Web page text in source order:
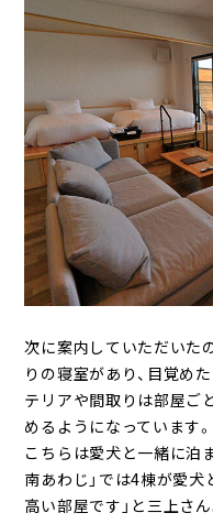
次に案内していただいた
りの寝室があり、目覚め
テリアや間取りは部屋ご
めるようになっています。
こちらは愛犬と一緒に泊
南あわじ」では4棟が愛犬
高い部屋です」と三上さん